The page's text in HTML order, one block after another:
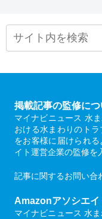
掲載記事の監修につ
マイナビニュース 水
おける水まわりのトラ
をお客様に届けられ
イト運営企業の監修を
記事に関するお問い合
Amazonアソシエイ
マイナビニュース 水